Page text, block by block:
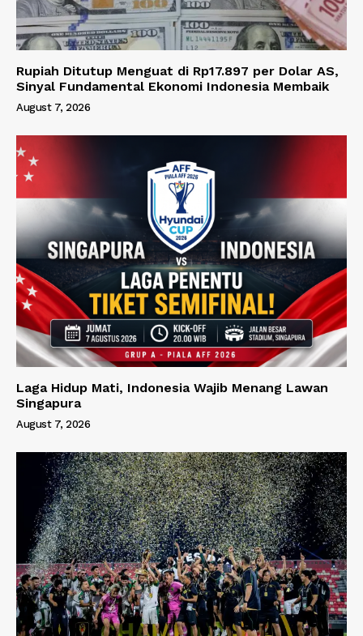
Rupiah Ditutup Menguat di Rp17.897 per Dolar AS,
Sinyal Fundamental Ekonomi Indonesia Membaik
August 7, 2026
Laga Hidup Mati, Indonesia Wajib Menang Lawan
Singapura
August 7, 2026